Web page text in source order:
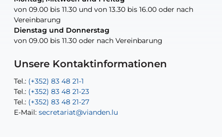
von 09.00 bis 11.30 und von 13.30 bis 16.00 oder nach
Vereinbarung
Dienstag und Donnerstag
von 09.00 bis 11.30 oder nach Vereinbarung
Unsere Kontaktinformationen
Tel.: (+352) 83 48 21-1
Tel.: (+352) 83 48 21-23
Tel.: (+352) 83 48 21-27
E-Mail: secretariat@vianden.lu
von 09.00 bis 11.30 und von 13.30 bis 16.00 oder nach
Vereinbarung
Dienstag und Donnerstag
von 09.00 bis 11.30 oder nach Vereinbarung
Tel.: (+352) 83 48 21-20
Tel.: (+352) 83 48 21-22
E-Mail:sofia.carvalho@vianden.lu
E-Mail: diane.storn@vianden.lu
Tel.: (+352) 83 48 21-24
E-Mail: aisha.abdullah@vianden.lu
E-Mail:jos.cormemans@vianden.lu
Tel.: (+352) 83 48 21-51
E-Mail:atelier@vianden.lu